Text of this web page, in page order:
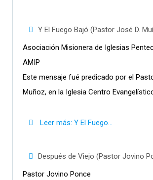
Y El Fuego Bajó (Pastor José D.
Asociación Misionera de Iglesias
AMIP
Este mensaje fué predicado por el
Muñoz, en la Iglesia Centro
Leer más: Y El Fuego...
Después de Viejo (Pastor Jovino
Pastor Jovino Ponce